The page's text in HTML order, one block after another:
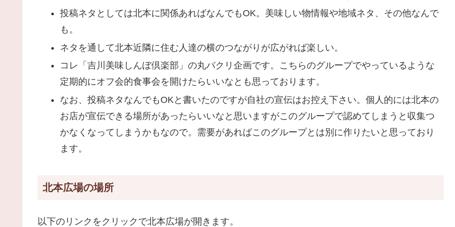
投稿ネタとしては北本に関係あればなんでもOK。美味しい物情報や地域ネタ、その他なんで
も。
ネタを通して北本近隣に住む人達の横のつながりが広がれば楽しい。
コレ「吉川美味しんぼ倶楽部」の丸パクリ企画です。こちらのグループでやっているような
定期的にオフ会的食事会を開けたらいいなとも思っております。
なお、投稿ネタなんでもOKと書いたのですが自社の宣伝はお控え下さい。個人的には北本の
お店が宣伝できる場所があったらいいなと思いますがこのグループで認めてしまうと収集つ
かなくなってしまうかもなので。需要があればこのグループとは別に作りたいと思っており
ます。
北本広場の場所
以下のリンクをクリックで北本広場が開きます。